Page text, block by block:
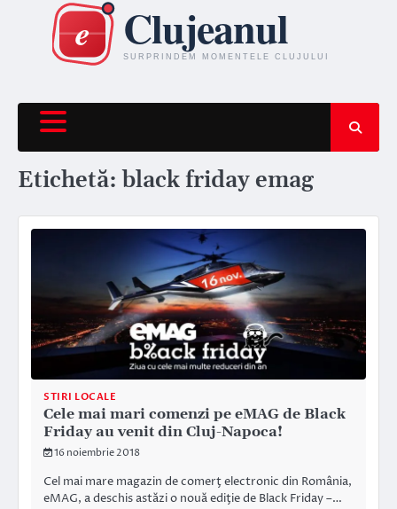
content
Etichetă:black friday emag
STIRI LOCALE
Cele mai mari comenzi pe eMAG de Black
Friday au venit din Cluj-Napoca!
16 noiembrie 2018
Cel mai mare magazin de comerţ electronic din România,
eMAG, a deschis astăzi o nouă ediţie de Black Friday –…